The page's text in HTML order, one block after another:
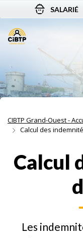
Aller au
Aller à la
Aller à laSALARIÉ
CIBTP Grand-Ouest -
Calcul des
Calcul
Les